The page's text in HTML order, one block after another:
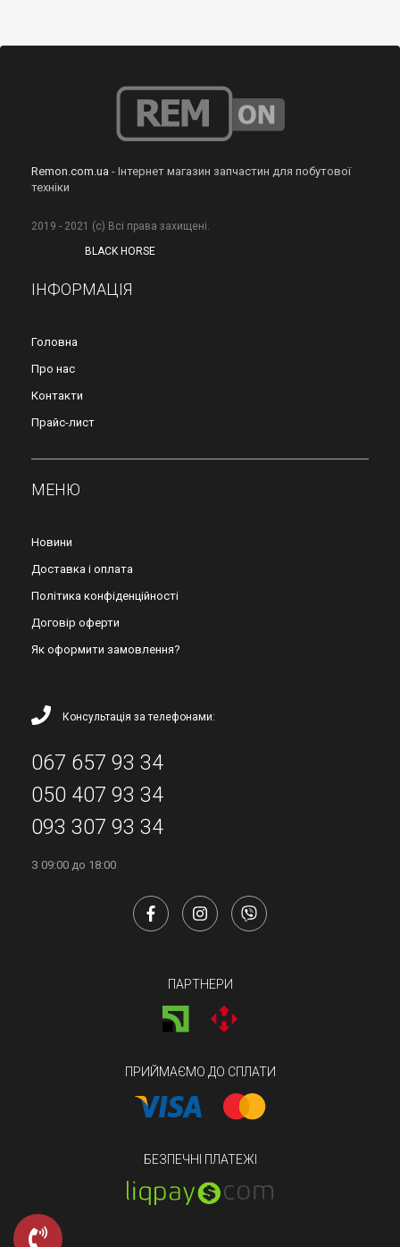
Remon.com.ua - Інтернет магазин запчастин для побутової
техніки
2019 - 2021 (с) Всі права захищені.
BLACK HORSE
ІНФОРМАЦІЯ
Головна
Про нас
Контакти
Прайс-лист
МЕНЮ
Новини
Доставка і оплата
Політика конфіденційності
Договір оферти
Як оформити замовлення?
Консультація за телефонами:
067 657 93 34
050 407 93 34
093 307 93 34
З 09:00 до 18:00
ПАРТНЕРИ
ПРИЙМАЄМО ДО СПЛАТИ
БЕЗПЕЧНІ ПЛАТЕЖІ